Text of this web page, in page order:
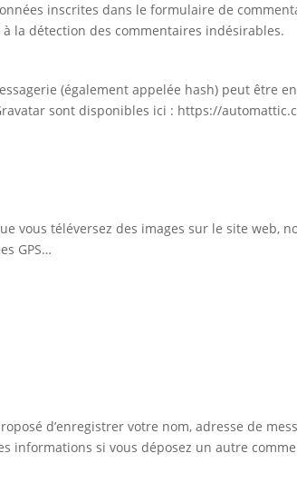
inscrites dans le formulaire de
la détection des commentaires indésirables.
(également appelée hash) peut être
sont disponibles ici : https://
téléversez des images sur le site web,
GPS…
d’enregistrer votre nom, adresse de
informations si vous déposez un autre